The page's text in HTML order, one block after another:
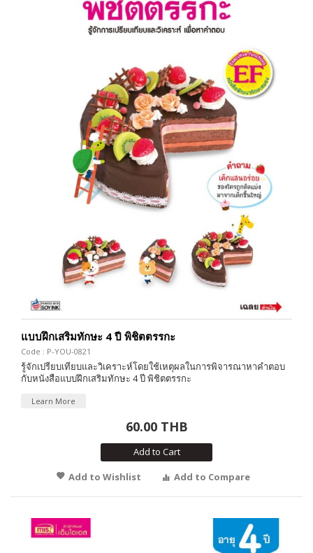
แบบฝึกเสริมทักษะ 4 ปี พิชิตตรรกะ
Code : P-YOU-0821
รู้จักเปรียบเทียบและวิเคราะห์โดยใช้เหตุผลในการพิจารณาหาคำตอบ
กับหนังสือแบบฝึกเสริมทักษะ 4 ปี พิชิตตรรกะ
Learn More
60.00 THB
Add to Cart
Add to Wishlist
Add to Compare